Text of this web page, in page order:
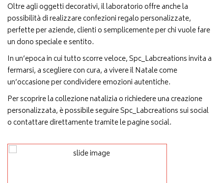
Oltre agli oggetti decorativi, il laboratorio offre anche la
possibilità di realizzare confezioni regalo personalizzate,
perfette per aziende, clienti o semplicemente per chi vuole fare
un dono speciale e sentito.
In un’epoca in cui tutto scorre veloce, Spc_Labcreations invita a
fermarsi, a scegliere con cura, a vivere il Natale come
un’occasione per condividere emozioni autentiche.
Per scoprire la collezione natalizia o richiedere una creazione
personalizzata, è possibile seguire Spc_Labcreations sui social
o contattare direttamente tramite le pagine social.